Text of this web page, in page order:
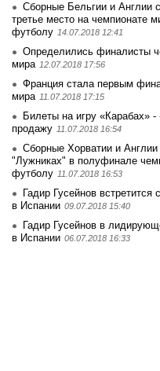
Сборные Бельгии и Англии
третье место на чемпионате
футболу 14.07.2018 12:41
Определились финалисты
мира 12.07.2018 17:56
Франция стала первым
мира 11.07.2018 17:15
Билеты на игру «Карабах»
продажу 11.07.2018 16:54
Сборные Хорватии и
"Лужниках" в полуфинале
футболу 11.07.2018 16:53
Гадир Гусейнов
в Испании 09.07.2018 15:40
Гадир Гусейнов в
в Испании 06.07.2018 16:33